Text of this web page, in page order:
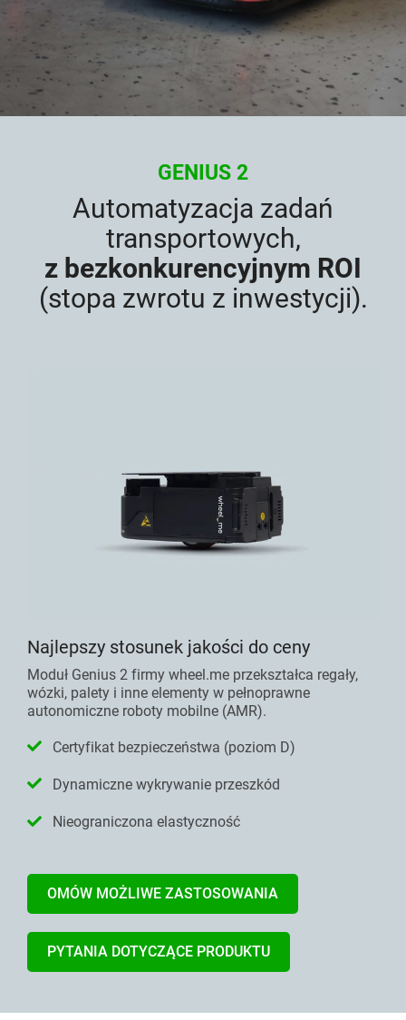
Akcesoria uzupełniające
Linie przenośników
Karakuri
DO PRZEGLĄDU
GENIUS 2
Automatyzacja zadań
transportowych,
z bezkonkurencyjnym ROI
(stopa zwrotu z inwestycji).
Najlepszy stosunek jakości do ceny
Moduł Genius 2 firmy wheel.me przekształca regały,
wózki, palety i inne elementy w pełnoprawne
autonomiczne roboty mobilne (AMR).
Certyfikat bezpieczeństwa (poziom D)
Dynamiczne wykrywanie przeszkód
Nieograniczona elastyczność
OMÓW MOŻLIWE ZASTOSOWANIA
PYTANIA DOTYCZĄCE PRODUKTU